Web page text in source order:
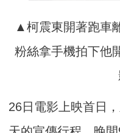
▲柯震東開著跑車
粉絲拿手機拍下他
26日電影上映首日